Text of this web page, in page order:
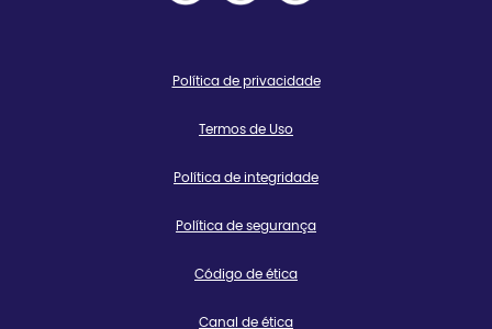
Política de privacidade
Termos de Uso
Política de integridade
Política de segurança
Código de ética
Canal de ética